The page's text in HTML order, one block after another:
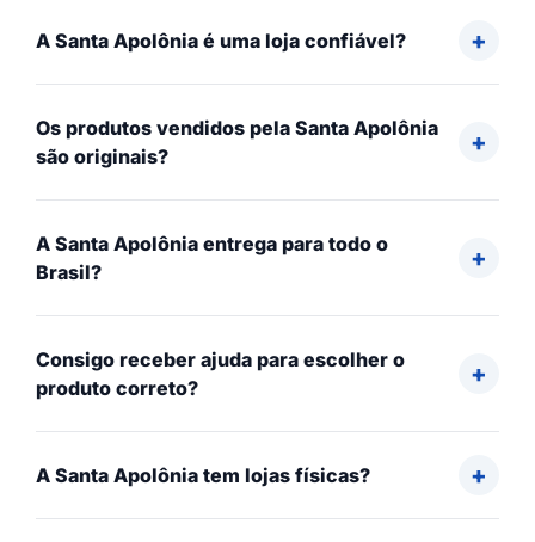
A Santa Apolônia é uma loja confiável?
Os produtos vendidos pela Santa Apolônia
são originais?
A Santa Apolônia entrega para todo o
Brasil?
Consigo receber ajuda para escolher o
produto correto?
A Santa Apolônia tem lojas físicas?